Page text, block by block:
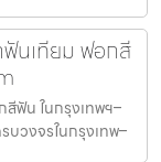
นเทียม ฟอกสี
ฟัน ในกรุงเทพฯ–
วงจรในกรุงเทพ–